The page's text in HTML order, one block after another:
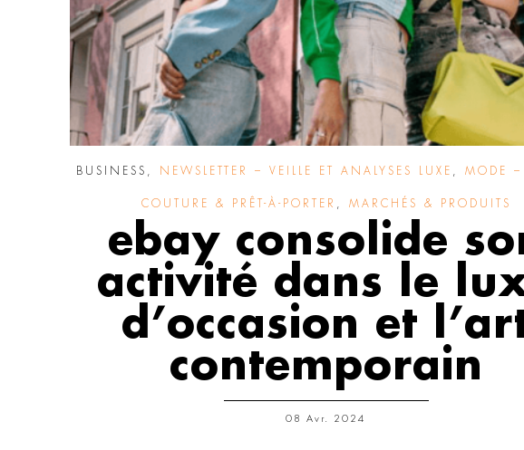
BUSINESS NEWSLETTER – VEILLE ET ANALYSES LUXE MODE –
COUTURE & PRÊT-À-PORTER MARCHÉS & PRODUITS
ebay consolide
activité dans le
d’occasion et
contemporain
08 Avr. 2024